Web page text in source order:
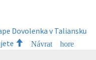
Dovolenka v Taliansku
Návrat hore